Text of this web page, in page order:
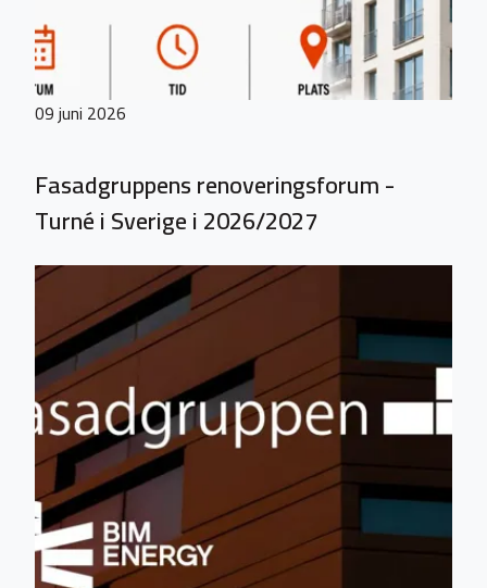
09 juni 2026
Fasadgruppens renoveringsforum -
Turné i Sverige i 2026/2027